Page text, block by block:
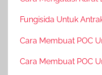
Fungisida Untuk
Cara Membuat POC
Cara Membuat POC